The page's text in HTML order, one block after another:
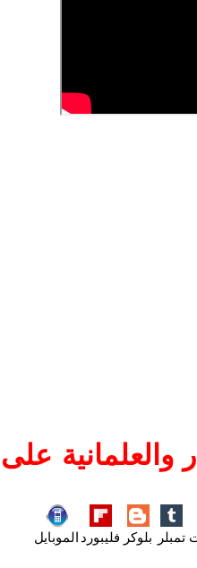
على
تمبلر بلوكر فليبورد الموبايل